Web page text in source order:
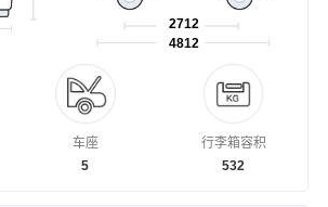
4812
2712
车座
5
行李箱容积
532